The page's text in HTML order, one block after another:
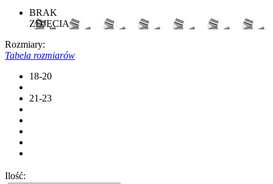
BRAK
ZDJĘCIA
Rozmiary:
Tabela rozmiarów
18-20
21-23
Ilość: